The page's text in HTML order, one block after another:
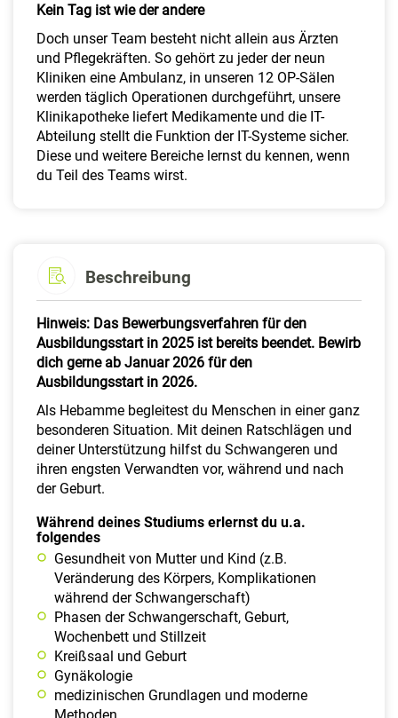
Kein Tag ist wie der andere
Doch unser Team besteht nicht allein aus Ärzten
und Pflegekräften. So gehört zu jeder der neun
Kliniken eine Ambulanz, in unseren 12 OP-Sälen
werden täglich Operationen durchgeführt, unsere
Klinikapotheke liefert Medikamente und die IT-
Abteilung stellt die Funktion der IT-Systeme sicher.
Diese und weitere Bereiche lernst du kennen, wenn
du Teil des Teams wirst.
Beschreibung
Hinweis: Das Bewerbungsverfahren für den
Ausbildungsstart in 2025 ist bereits beendet. Bewirb
dich gerne ab Januar 2026 für den
Ausbildungsstart in 2026.
Als Hebamme begleitest du Menschen in einer ganz
besonderen Situation. Mit deinen Ratschlägen und
deiner Unterstützung hilfst du Schwangeren und
ihren engsten Verwandten vor, während und nach
der Geburt.
Während deines Studiums erlernst du u.a.
folgendes
Gesundheit von Mutter und Kind (z.B.
Veränderung des Körpers, Komplikationen
während der Schwangerschaft)
Phasen der Schwangerschaft, Geburt,
Wochenbett und Stillzeit
Kreißsaal und Geburt
Gynäkologie
medizinischen Grundlagen und moderne